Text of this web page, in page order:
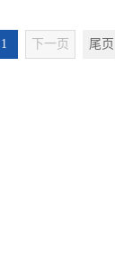
1 下一页 尾页